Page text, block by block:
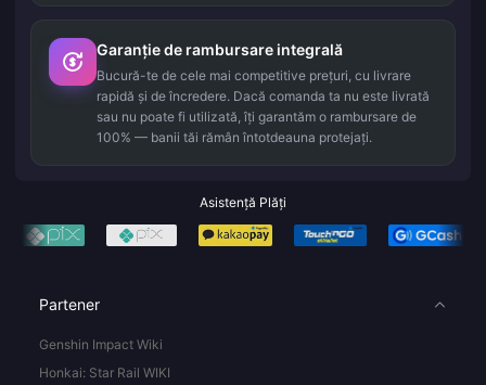
Garanție de rambursare integrală
Bucură-te de cele mai competitive prețuri, cu livrare
rapidă și de încredere. Dacă comanda ta nu este livrată
sau nu poate fi utilizată, îți garantăm o rambursare de
100% — banii tăi rămân întotdeauna protejați.
Asistență Plăți
Partener
Genshin Impact Wiki
Honkai: Star Rail WIKI